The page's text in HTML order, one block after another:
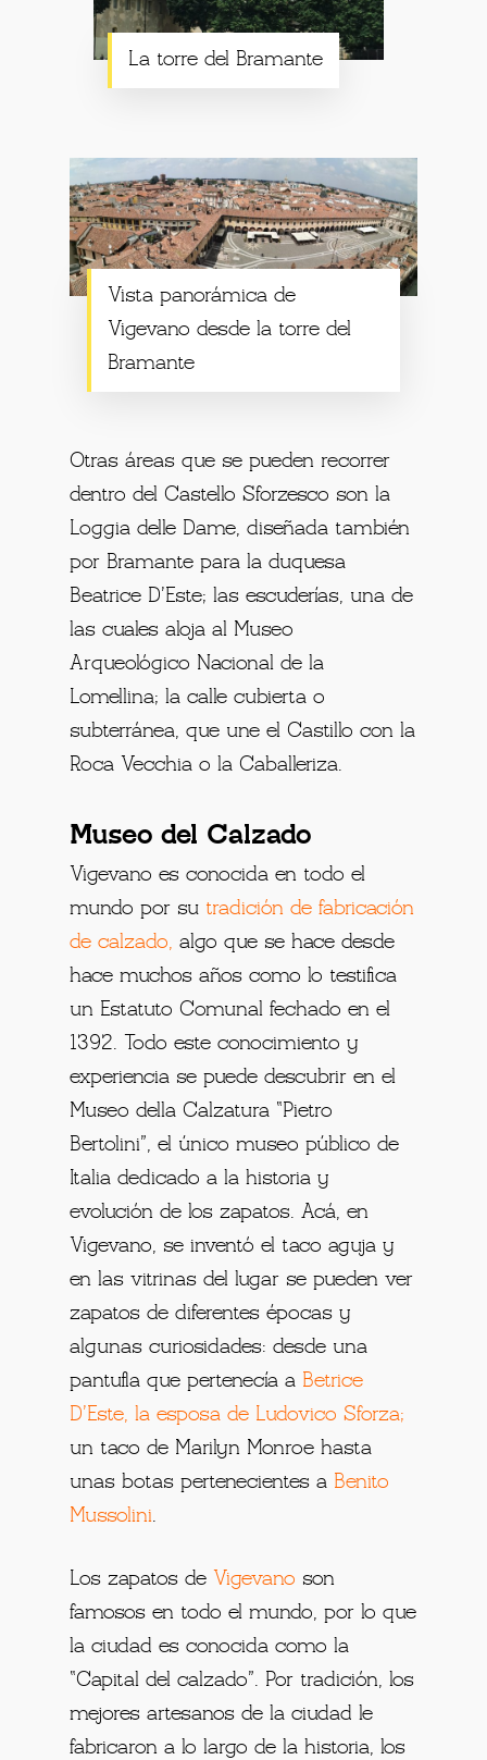
La torre del Bramante
Vista panorámica de
Vigevano desde la torre del
Bramante
Otras áreas que se pueden recorrer
dentro del Castello Sforzesco son la
Loggia delle Dame, diseñada también
por Bramante para la duquesa
Beatrice D’Este; las escuderías, una de
las cuales aloja al Museo
Arqueológico Nacional de la
Lomellina; la calle cubierta o
subterránea, que une el Castillo con la
Roca Vecchia o la Caballeriza.
Museo del Calzado
Vigevano es conocida en todo el
mundo por su tradición de fabricación
de calzado, algo que se hace desde
hace muchos años como lo testifica
un Estatuto Comunal fechado en el
1392. Todo este conocimiento y
experiencia se puede descubrir en el
Museo della Calzatura “Pietro
Bertolini”, el único museo público de
Italia dedicado a la historia y
evolución de los zapatos. Acá, en
Vigevano, se inventó el taco aguja y
en las vitrinas del lugar se pueden ver
zapatos de diferentes épocas y
algunas curiosidades: desde una
pantufla que pertenecía a Betrice
D’Este, la esposa de Ludovico Sforza;
un taco de Marilyn Monroe hasta
unas botas pertenecientes a Benito
Mussolini.
Los zapatos de Vigevano son
famosos en todo el mundo, por lo que
la ciudad es conocida como la
“Capital del calzado”. Por tradición, los
mejores artesanos de la ciudad le
fabricaron a lo largo de la historia, los